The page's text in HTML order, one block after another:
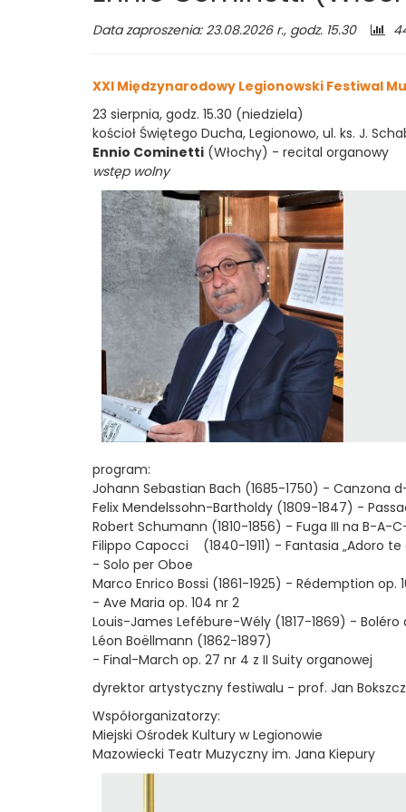
Chaplina
Legionowie
Data zaproszenia: 23.08.2026 r., godz. 15.30
XXI Międzynarodowy Legionowski Festiwal
23 sierpnia, godz. 15.30 (niedziela)
kościoł Świętego Ducha, Legionowo, ul. ks. J.
Ennio Cominetti (Włochy) - recital organowy
wstęp wolny
program:
Johann Sebastian Bach (1685-1750) - Canzona
Felix Mendelssohn-Bartholdy (1809-1847) -
Robert Schumann (1810-1856) - Fuga III na B-A-
Filippo Capocci (1840-1911) - Fantasia „Adoro te
- Solo per Oboe
Marco Enrico Bossi (1861-1925) - Rédemption op.
- Ave Maria op. 104 nr 2
Louis-James Lefébure-Wély (1817-1869) - Boléro
Léon Boëllmann (1862-1897)
- Final-March op. 27 nr 4 z II Suity organowej
dyrektor artystyczny festiwalu - prof. Jan
Współorganizatorzy:
Miejski Ośrodek Kultury w Legionowie
Mazowiecki Teatr Muzyczny im. Jana Kiepury